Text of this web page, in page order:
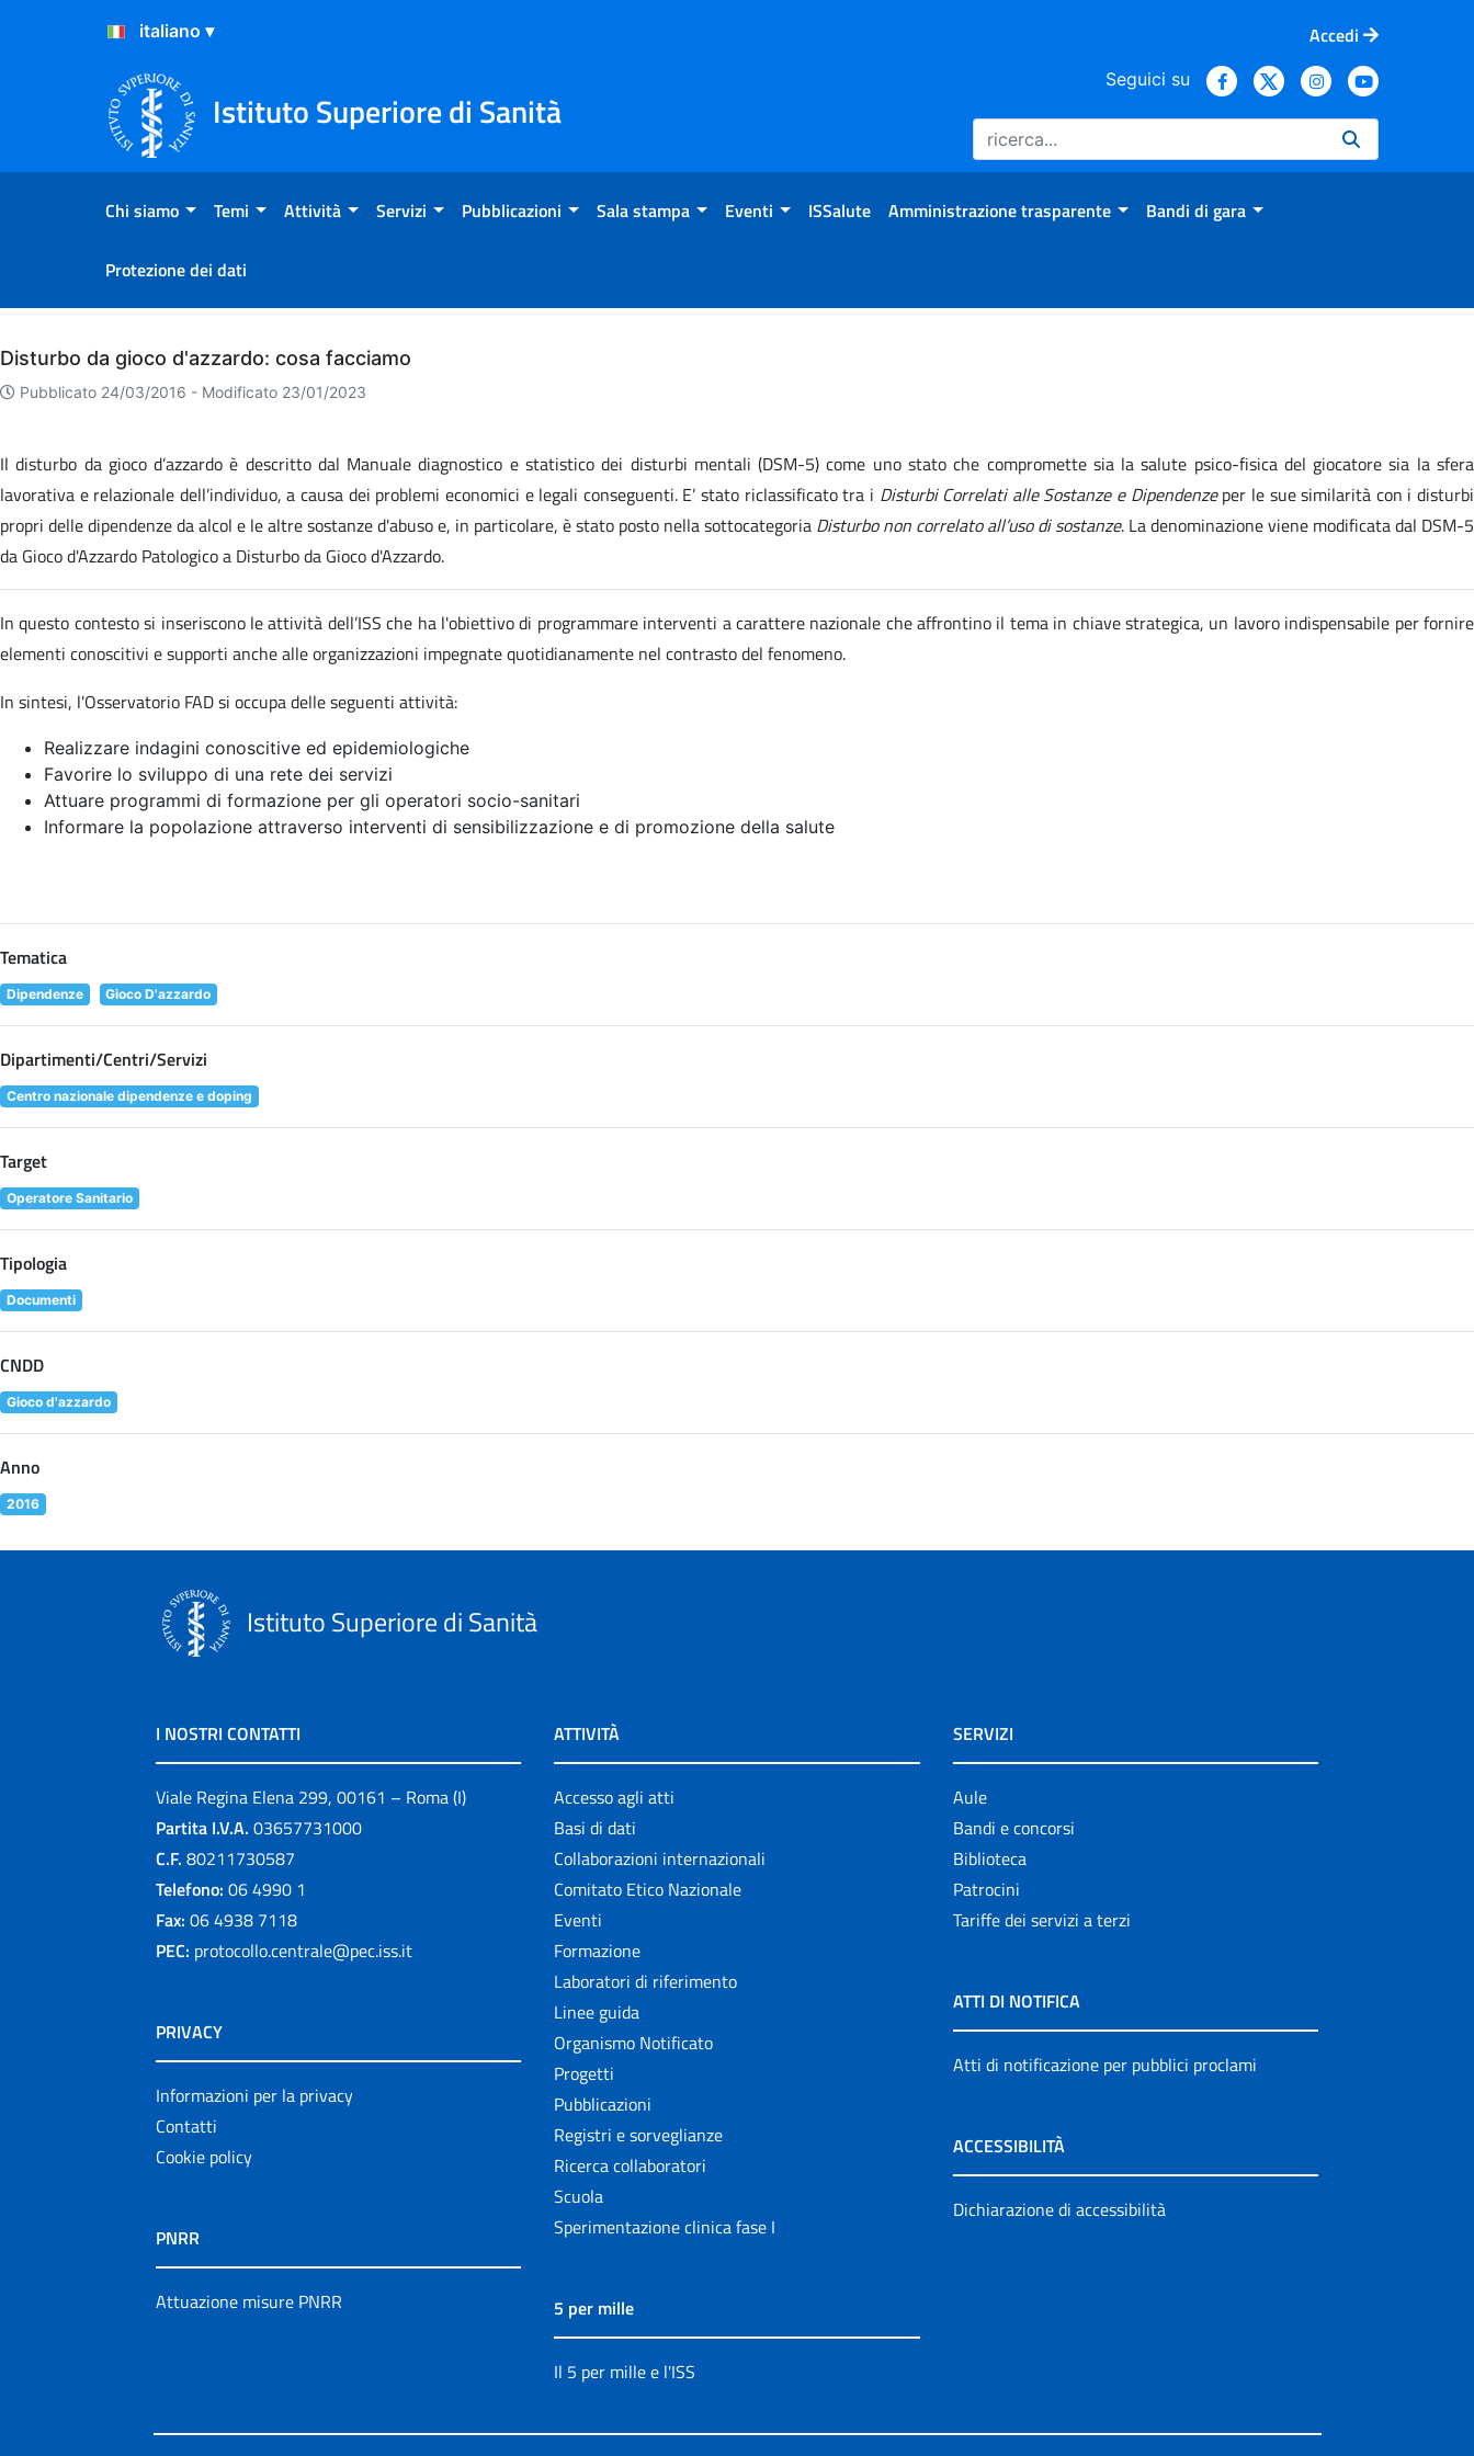
Salta al Contenuto
Salta al Footer
Accedi
Istituto Superiore di Sanità
Seguici su
Chi siamo Temi Attività Servizi Pubblicazioni Sala stampa Eventi ISSalute Amministrazione trasparente Bandi di gara
Protezione dei dati
Archivio
Disturbo da gioco d'azzardo: cosa facciamo
Pubblicato 24/03/2016 - Modificato 23/01/2023
Il disturbo da gioco d’azzardo è descritto dal Manuale diagnostico e statistico dei disturbi mentali (DSM-5) come uno stato che compromette sia la salute psico-fisica del giocatore sia la sfera
lavorativa e relazionale dell’individuo, a causa dei problemi economici e legali conseguenti. E’ stato riclassificato tra i Disturbi Correlati alle Sostanze e Dipendenzeper le sue similarità con i disturbi
propri delle dipendenze da alcol e le altre sostanze d'abuso e, in particolare, è stato posto nella sottocategoria Disturbo non correlato all’uso di sostanze. La denominazione viene modificata dal DSM-5
da Gioco d'Azzardo Patologico a Disturbo da Gioco d'Azzardo.
In questo contesto si inseriscono le attività dell’ISS che ha l'obiettivo di programmare interventi a carattere nazionale che affrontino il tema in chiave strategica, un lavoro indispensabile per fornire
elementi conoscitivi e supporti anche alle organizzazioni impegnate quotidianamente nel contrasto del fenomeno.
In sintesi, l'Osservatorio FAD si occupa delle seguenti attività:
Realizzare indagini conoscitive ed epidemiologiche
Favorire lo sviluppo di una rete dei servizi
Attuare programmi di formazione per gli operatori socio-sanitari
Informare la popolazione attraverso interventi di sensibilizzazione e di promozione della salute
Tematica
Dipendenze Gioco D'azzardo
Dipartimenti/Centri/Servizi
Centro nazionale dipendenze e doping
Target
Operatore Sanitario
Tipologia
Documenti
CNDD
Gioco d'azzardo
Anno
2016
Istituto Superiore di Sanità
I NOSTRI CONTATTI
Viale Regina Elena 299, 00161 – Roma (I)
Partita I.V.A. 03657731000
C.F. 80211730587
Telefono: 06 4990 1
Fax: 06 4938 7118
PEC: protocollo.centrale@pec.iss.it
PRIVACY
Informazioni per la privacy
Contatti
Cookie policy
PNRR
Attuazione misure PNRR
ATTIVITÀ
Accesso agli atti
Basi di dati
Collaborazioni internazionali
Comitato Etico Nazionale
Eventi
Formazione
Laboratori di riferimento
Linee guida
Organismo Notificato
Progetti
Pubblicazioni
Registri e sorveglianze
Ricerca collaboratori
Scuola
Sperimentazione clinica fase I
5 per mille
Il 5 per mille e l'ISS
SERVIZI
Aule
Bandi e concorsi
Biblioteca
Patrocini
Tariffe dei servizi a terzi
ATTI DI NOTIFICA
Atti di notificazione per pubblici proclami
ACCESSIBILITÀ
Dichiarazione di accessibilità